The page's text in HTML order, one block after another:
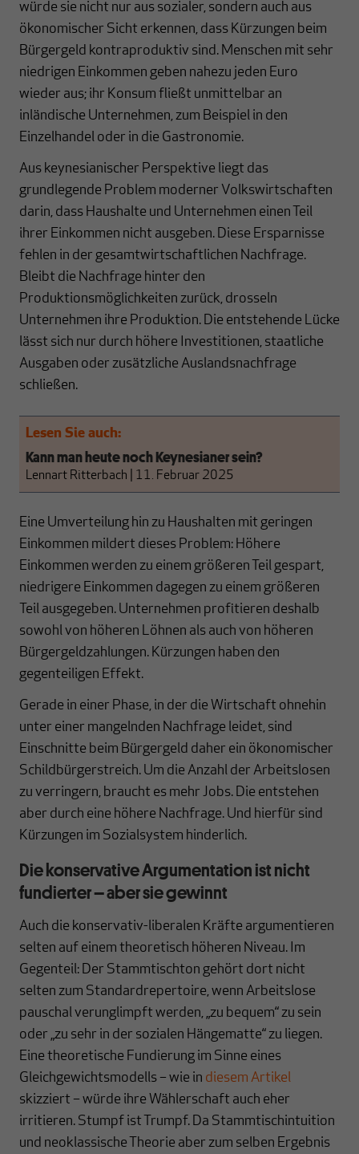
würde sie nicht nur aus sozialer, sondern auch aus
ökonomischer Sicht erkennen, dass Kürzungen beim
Bürgergeld kontraproduktiv sind. Menschen mit sehr
niedrigen Einkommen geben nahezu jeden Euro
wieder aus; ihr Konsum fließt unmittelbar an
inländische Unternehmen, zum Beispiel in den
Einzelhandel oder in die Gastronomie.
Aus keynesianischer Perspektive liegt das
grundlegende Problem moderner Volkswirtschaften
darin, dass Haushalte und Unternehmen einen Teil
ihrer Einkommen nicht ausgeben. Diese Ersparnisse
fehlen in der gesamtwirtschaftlichen Nachfrage.
Bleibt die Nachfrage hinter den
Produktionsmöglichkeiten zurück, drosseln
Unternehmen ihre Produktion. Die entstehende Lücke
lässt sich nur durch höhere Investitionen, staatliche
Ausgaben oder zusätzliche Auslandsnachfrage
schließen.
Lesen Sie auch:
Kann man heute noch Keynesianer sein?
Lennart Ritterbach 11. Februar 2025
Eine Umverteilung hin zu Haushalten mit geringen
Einkommen mildert dieses Problem: Höhere
Einkommen werden zu einem größeren Teil gespart,
niedrigere Einkommen dagegen zu einem größeren
Teil ausgegeben. Unternehmen profitieren deshalb
sowohl von höheren Löhnen als auch von höheren
Bürgergeldzahlungen. Kürzungen haben den
gegenteiligen Effekt.
Gerade in einer Phase, in der die Wirtschaft ohnehin
unter einer mangelnden Nachfrage leidet, sind
Einschnitte beim Bürgergeld daher ein ökonomischer
Schildbürgerstreich. Um die Anzahl der Arbeitslosen
zu verringern, braucht es mehr Jobs. Die entstehen
aber durch eine höhere Nachfrage. Und hierfür sind
Kürzungen im Sozialsystem hinderlich.
Die konservative Argumentation ist nicht
fundierter – aber sie gewinnt
Auch die konservativ-liberalen Kräfte argumentieren
selten auf einem theoretisch höheren Niveau. Im
Gegenteil: Der Stammtischton gehört dort nicht
selten zum Standardrepertoire, wenn Arbeitslose
pauschal verunglimpft werden, „zu bequem“ zu sein
oder „zu sehr in der sozialen Hängematte“ zu liegen.
Eine theoretische Fundierung im Sinne eines
Gleichgewichtsmodells – wie in diesem Artikel
skizziert – würde ihre Wählerschaft auch eher
irritieren. Stumpf ist Trumpf. Da Stammtischintuition
und neoklassische Theorie aber zum selben Ergebnis